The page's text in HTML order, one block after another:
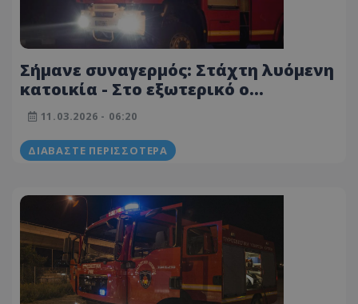
Σήμανε συναγερμός: Στάχτη λυόμενη
κατοικία - Στο εξωτερικό ο
ιδιοκτήτης - Ψάχνουν τα αίτια
11.03.2026 - 06:20
ΔΙΑΒΆΣΤΕ ΠΕΡΙΣΣΌΤΕΡΑ